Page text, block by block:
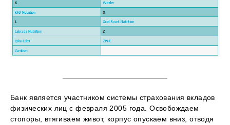
Банк является участником системы страхования вкладов
физических лиц с февраля 2005 года. Освобождаем
стопоры, втягиваем живот, корпус опускаем вниз, отводя